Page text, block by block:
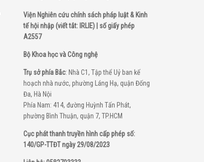
Viện Nghiên cứu chính sách pháp luật & Kinh
tế hội nhập (viết tắt: IRLIE) | số giấy phép
A2557
Bộ Khoa học và Công nghệ
Trụ sở phía Bắc: Nhà C1, Tập thể Uỷ ban kế
hoạch nhà nước, phường Láng Hạ, quận Đống
Đa, Hà Nội
Phía Nam: 414, đường Huỳnh Tấn Phát,
phường Bình Thuận, quận 7, TP.HCM
Cục phát thanh truyền hình cấp phép số:
140/GP-TTĐT ngày 29/08/2023